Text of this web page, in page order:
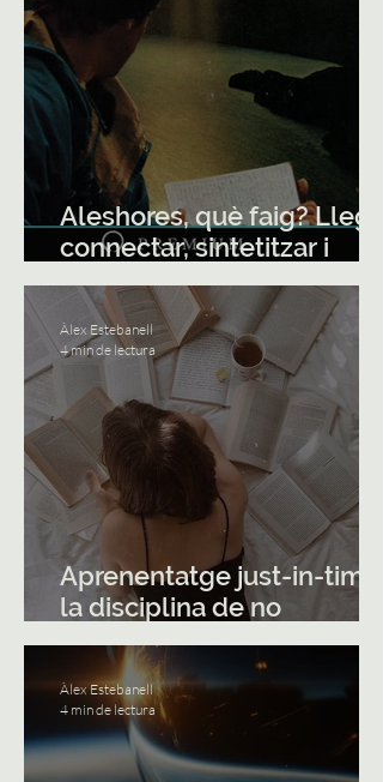
Aleshores, què faig? Llegir,
connectar, sintetitzar i
compartir
Aprenentatge just-in-time:
la disciplina de no
aprendre-ho tot ara
Àlex Estebanell
4 min de lectura
Àlex Estebanell
4 min de lectura